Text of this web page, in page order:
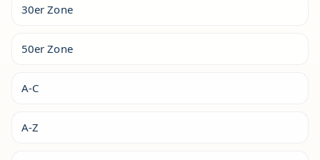
30er Zone
50er Zone
A-C
A-Z